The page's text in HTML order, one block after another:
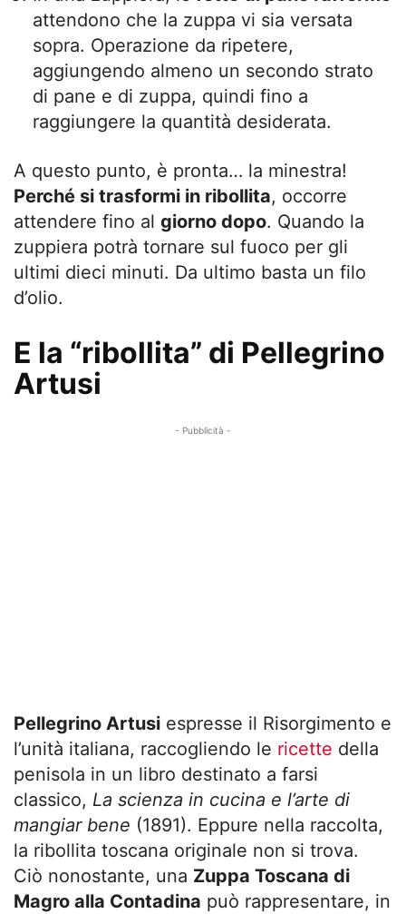
attendono che la zuppa vi sia versata
sopra. Operazione da ripetere,
aggiungendo almeno un secondo strato
di pane e di zuppa, quindi fino a
raggiungere la quantità desiderata.
A questo punto, è pronta… la minestra!
Perché si trasformi in ribollita, occorre
attendere fino al giorno dopo. Quando la
zuppiera potrà tornare sul fuoco per gli
ultimi dieci minuti. Da ultimo basta un filo
d’olio.
E la “ribollita” di Pellegrino
Artusi
- Pubblicità -
Pellegrino Artusi espresse il Risorgimento e
l’unità italiana, raccogliendo le ricette della
penisola in un libro destinato a farsi
classico, La scienza in cucina e l’arte di
mangiar bene (1891). Eppure nella raccolta,
la ribollita toscana originale non si trova.
Ciò nonostante, una Zuppa Toscana di
Magro alla Contadina può rappresentare, in